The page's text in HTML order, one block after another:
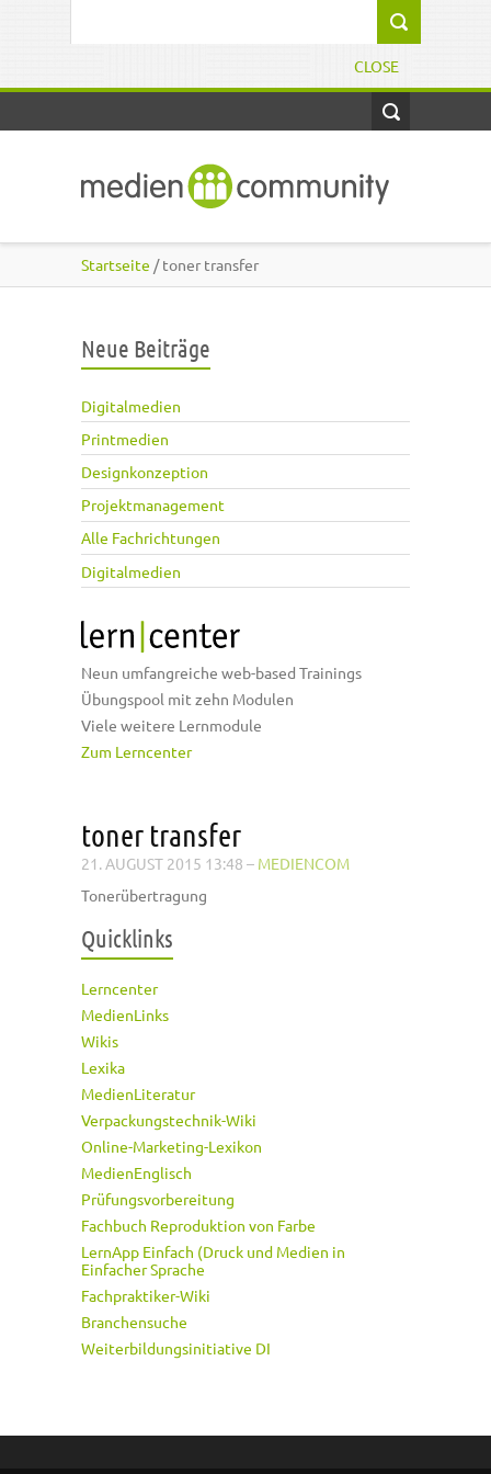
CLOSE
Startseite / toner transfer
Neue Beiträge
Digitalmedien
Printmedien
Designkonzeption
Projektmanagement
Alle Fachrichtungen
Digitalmedien
Neun umfangreiche web-based Trainings
Übungspool mit zehn Modulen
Viele weitere Lernmodule
Zum Lerncenter
toner transfer
21. AUGUST 2015 13:48 – MEDIENCOM
Tonerübertragung
Quicklinks
Lerncenter
MedienLinks
Wikis
Lexika
MedienLiteratur
Verpackungstechnik-Wiki
Online-Marketing-Lexikon
MedienEnglisch
Prüfungsvorbereitung
Fachbuch Reproduktion von Farbe
LernApp Einfach (Druck und Medien in
Einfacher Sprache
Fachpraktiker-Wiki
Branchensuche
Weiterbildungsinitiative DI